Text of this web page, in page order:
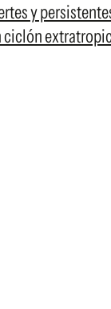
y
ciclón